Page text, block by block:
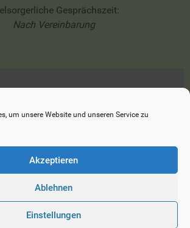
um unsere Website und unseren Service zu
Akzeptieren
Ablehnen
Einstellungen
Gesprächszeit:
Nach Vereinbarung
Heilig-Geist-Kirche Reichenau